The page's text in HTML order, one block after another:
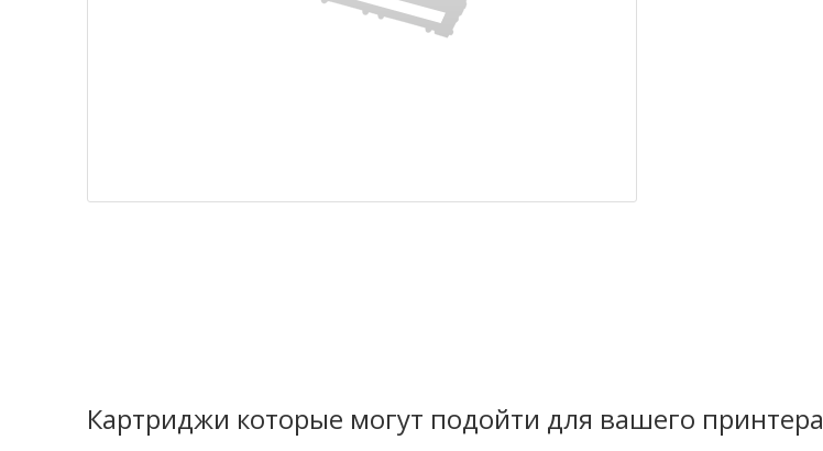
Картриджи которые могут подойти для вашего принтера